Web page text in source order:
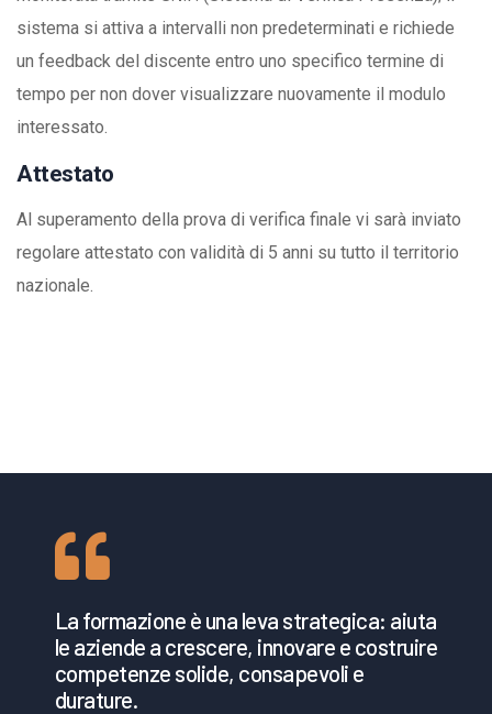
sistema si attiva a intervalli non predeterminati e richiede
un feedback del discente entro uno specifico termine di
tempo per non dover visualizzare nuovamente il modulo
interessato.
Attestato
Al superamento della prova di verifica finale vi sarà inviato
regolare attestato con validità di 5 anni su tutto il territorio
nazionale.
La formazione è una leva strategica: aiuta
le aziende a crescere, innovare e costruire
competenze solide, consapevoli e
durature.